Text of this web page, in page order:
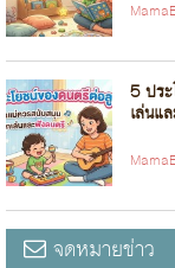
5 ปร
เล่นแ
จดหมายข่าว